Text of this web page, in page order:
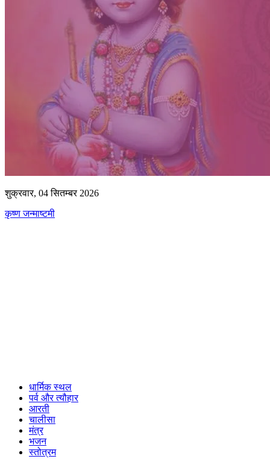
शुक्रवार, 04 सितम्बर 2026
कृष्ण जन्माष्टमी
धार्मिक स्थल
पर्व और त्यौहार
आरती
चालीसा
मंत्र
भजन
स्तोत्रम